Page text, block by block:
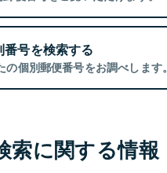
号を検索する
個別郵便番号をお調べします。
索に関する情報